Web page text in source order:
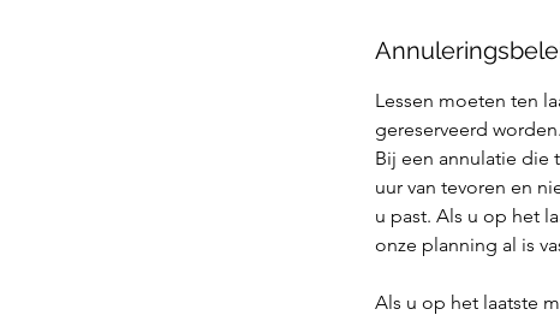
Lessen moeten ten
gereserveerd worden.
Bij een annulatie die
uur van tevoren en
u past. Als u op het
onze planning al is
Als u op het laatste